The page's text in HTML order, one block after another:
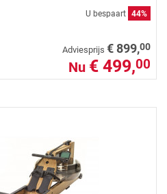
U bespaart 44%
Adviesprijs € 899,00
Nu € 499,00